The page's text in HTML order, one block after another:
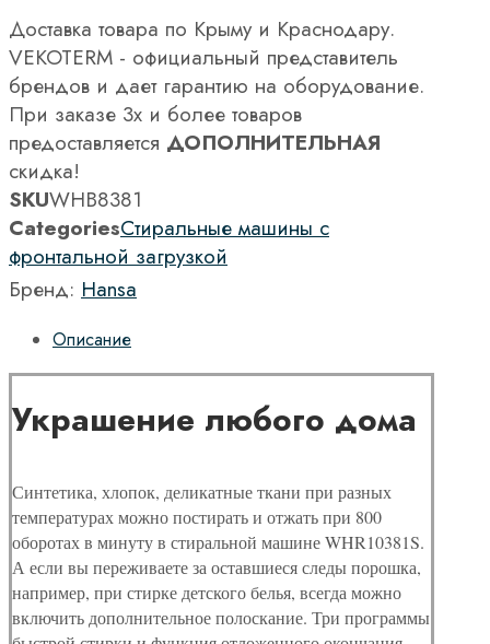
Доставка товара по Крыму и Краснодару.
VEKOTERM - официальный представитель
брендов и дает гарантию на оборудование.
При заказе 3х и более товаров
предоставляется ДОПОЛНИТЕЛЬНАЯ
скидка!
SKUWHB8381
CategoriesСтиральные машины с
фронтальной загрузкой
Бренд: Hansa
Описание
Украшение любого дома
Синтетика, хлопок, деликатные ткани при разных
температурах можно постирать и отжать при 800
оборотах в минуту в стиральной машине WHR10381S.
А если вы переживаете за оставшиеся следы порошка,
например, при стирке детского белья, всегда можно
включить дополнительное полоскание. Три программы